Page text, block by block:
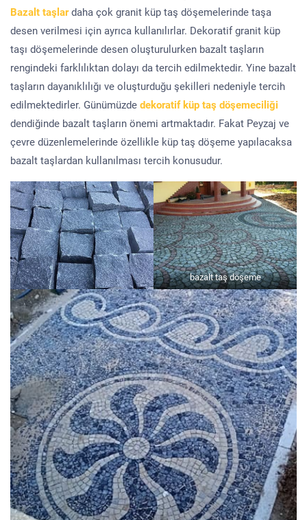
Bazalt taşlardaha çok granit küp taş döşemelerinde taşa
desen verilmesi için ayrıca kullanılırlar. Dekoratif granit küp
taşı döşemelerinde desen oluşturulurken bazalt taşların
rengindeki farklılıktan dolayı da tercih edilmektedir. Yine bazalt
taşların dayanıklılığı ve oluşturduğu şekilleri nedeniyle tercih
edilmektedirler. Günümüzde dekoratif küp taş döşemeciliği
dendiğinde bazalt taşların önemi artmaktadır. Fakat Peyzaj ve
çevre düzenlemelerinde özellikle küp taş döşeme yapılacaksa
bazalt taşlardan kullanılması tercih konusudur.
bazalt taş döşeme